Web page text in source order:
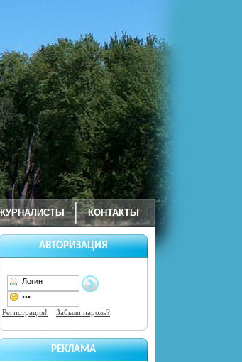
КОНТАКТЫ
АВТОРИЗАЦИЯ
Регистрация! Забыли пароль?
РЕКЛАМА